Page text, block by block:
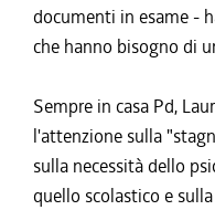
documenti in esame -
che hanno bisogno di
Sempre in casa Pd,
l'attenzione sulla
sulla necessità dello
quello scolastico e